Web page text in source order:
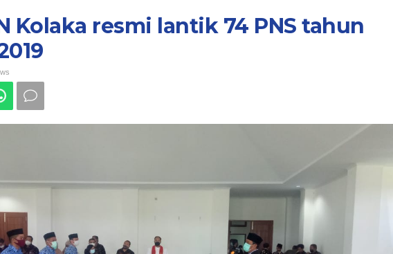
Kolaka resmi lantik 74 PNS tahun